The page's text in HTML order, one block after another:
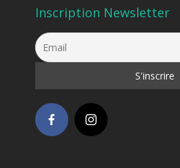
Inscription Newsletter